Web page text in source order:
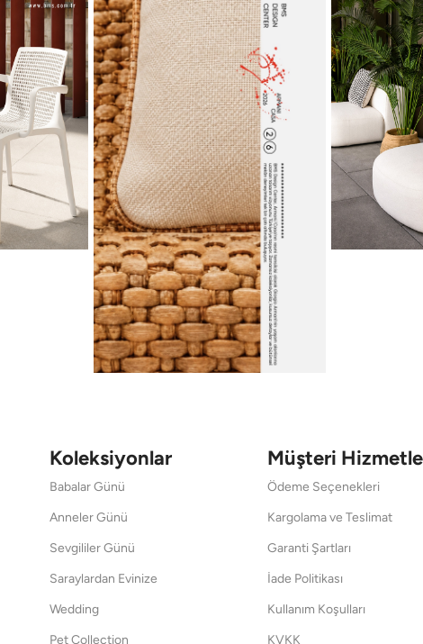
Koleksiyonlar
Babalar Günü
Anneler Günü
Sevgililer Günü
Saraylardan Evinize
Wedding
Pet Collection
Müşteri
Ödeme Seçenekleri
Kargolama ve Teslimat
Garanti Şartları
İade Politikası
Kullanım Koşulları
KVKK